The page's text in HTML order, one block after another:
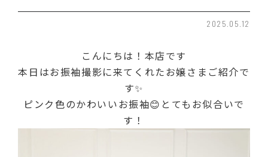
2025.05.12
こんにちは！本店です
本日はお振袖撮影に来てくれたお嬢さまご紹介で
す✨
ピンク色のかわいいお振袖😊とてもお似合いで
す！